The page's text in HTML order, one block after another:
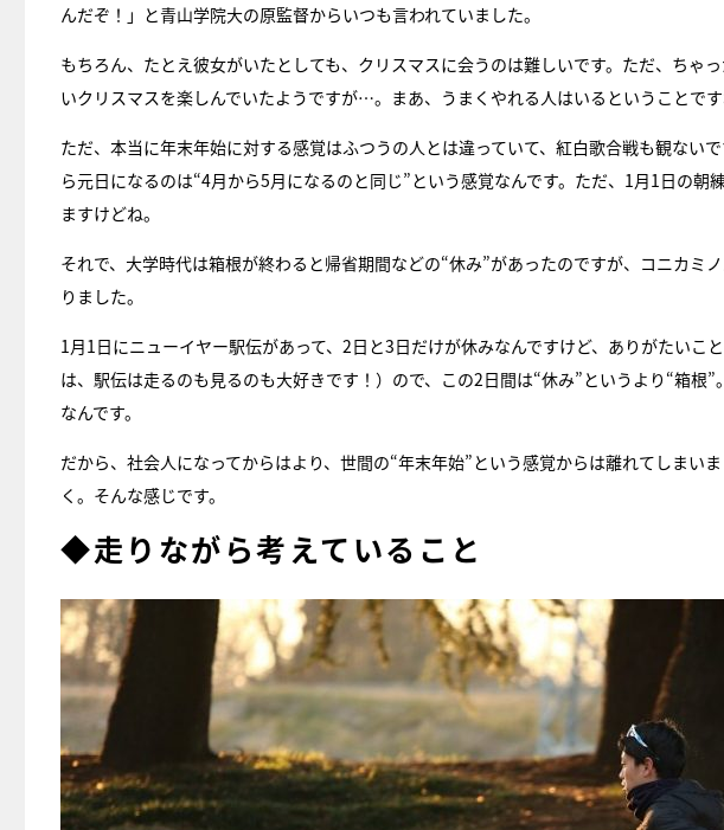
んだぞ！」と青山学院大の原監督からいつも言われていました。
もちろん、たとえ彼女がいたとしても、クリスマスに会うのは難しいです。ただ、ちゃ
いクリスマスを楽しんでいたようですが…。まあ、うまくやれる人はいるということです
ただ、本当に年末年始に対する感覚はふつうの人とは違っていて、紅白歌合戦も観ない
ら元日になるのは“4月から5月になるのと同じ”という感覚なんです。ただ、1月1日の
ますけどね。
それで、大学時代は箱根が終わると帰省期間などの“休み”があったのですが、コニカミ
りました。
1月1日にニューイヤー駅伝があって、2日と3日だけが休みなんですけど、ありがたいこ
は、駅伝は走るのも見るのも大好きです！）ので、この2日間は“休み”というより“箱根
なんです。
だから、社会人になってからはより、世間の“年末年始”という感覚からは離れてしまい
く。そんな感じです。
◆走りながら考えていること